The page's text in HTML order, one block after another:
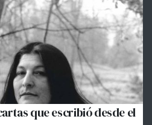
que escribió desde el